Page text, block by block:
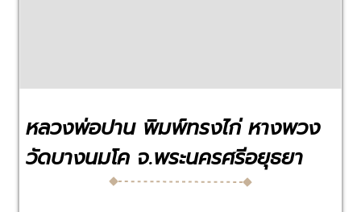
หลวงพ่อปาน พิมพ์ทรงไก่ หางพวง
วัดบางนมโค จ.พระนครศรีอยุธยา